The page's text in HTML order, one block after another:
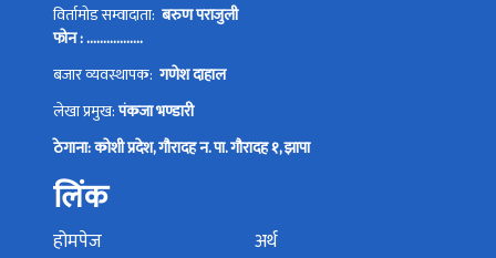
विर्तामोड सम्वादाता: बरुण पराजुली
फोन : .................
बजार व्यवस्थापक: गणेश दाहाल
लेखा प्रमुख:पंकजा भण्डारी
ठेगाना: कोशी प्रदेश, गौरादह न. पा. गौरादह १, झापा
लिंक
होमपेज अर्थ